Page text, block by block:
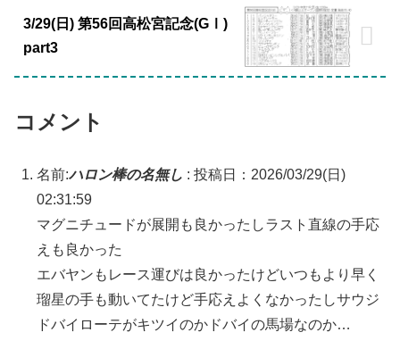
3/29(日) 第56回高松宮記念(GⅠ)
part3
コメント
名前:ハロン棒の名無し : 投稿日：2026/03/29(日)
02:31:59
マグニチュードが展開も良かったしラスト直線の手応
えも良かった
エバヤンもレース運びは良かったけどいつもより早く
瑠星の手も動いてたけど手応えよくなかったしサウジ
ドバイローテがキツイのかドバイの馬場なのか…